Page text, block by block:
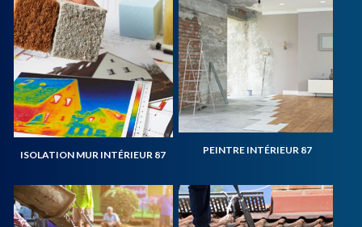
ISOLATION MUR INTÉRIEUR 87 PEINTRE INTÉRIEUR 87